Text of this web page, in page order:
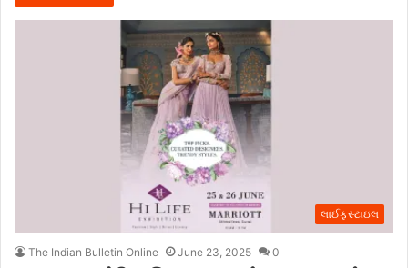
લાઈફસ્ટાઇલ
The Indian Bulletin Online June 23, 2025 0